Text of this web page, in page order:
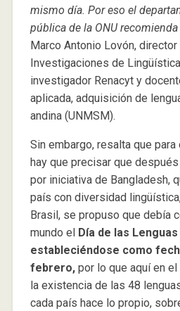
mismo día. Por eso el
pública de la ONU recomienda
Marco Antonio Lovón,
Investigaciones de
investigador Renacyt y
aplicada, adquisición de
andina (UNMSM).
Sin embargo, resalta que
hay que precisar que
por iniciativa de Bangladesh,
país con diversidad
Brasil, se propuso que debía
mundo el Día de las
estableciéndose como
febrero, por lo que aquí en
la existencia de las 48
cada país hace lo propio,